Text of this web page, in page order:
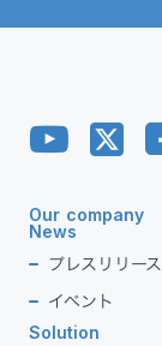
Our company
News
プレスリリース
イベント
Solution